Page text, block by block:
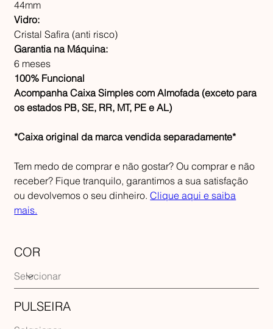
44mm
Vidro:
Cristal Safira (anti risco)
Garantia na Máquina:
6 meses
100% Funcional
Acompanha Caixa Simples com Almofada (exceto para
os estados PB, SE, RR, MT, PE e AL)
*Caixa original da marca vendida separadamente*
Tem medo de comprar e não gostar? Ou comprar e não
receber? Fique tranquilo, garantimos a sua satisfação
ou devolvemos o seu dinheiro.Clique aqui e saiba
mais.
COR
PULSEIRA